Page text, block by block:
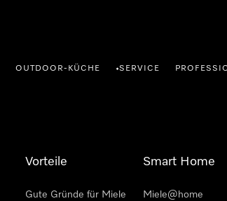
OUTDOOR-KÜCHE •SERVICE
Vorteile
Gute Gründe für Miele
Smart Home
Miele@home